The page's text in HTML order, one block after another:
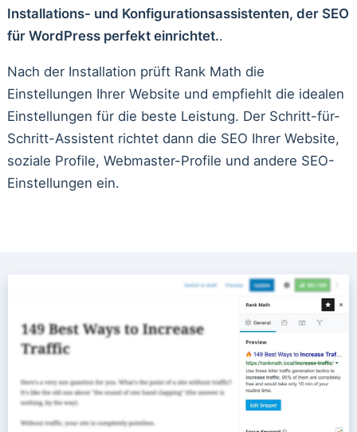
Installations- und Konfigurationsassistenten, der SEO
für WordPress perfekt einrichtet..
Nach der Installation prüft Rank Math die
Einstellungen Ihrer Website und empfiehlt die idealen
Einstellungen für die beste Leistung. Der Schritt-für-
Schritt-Assistent richtet dann die SEO Ihrer Website,
soziale Profile, Webmaster-Profile und andere SEO-
Einstellungen ein.